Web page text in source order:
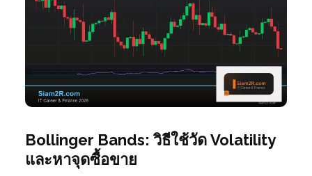
Bollinger Bands: วิธีใช้วัด Volatility
และหาจุดซื้อขาย